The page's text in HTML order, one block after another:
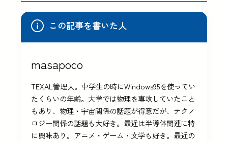
この記事を書いた人
masapoco
TEXAL管理人。中学生の時にWindows95を使ってい
たくらいの年齢。大学では物理を専攻していたこと
もあり、物理・宇宙関係の話題が得意だが、テクノ
ロジー関係の話題も大好き。最近は半導体関連に特
に興味あり。アニメ・ゲーム・文学も好き。最近の